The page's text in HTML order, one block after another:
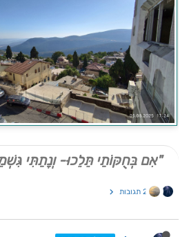
"אִם בְּחֻקּוֹתַי תֵּלֵכוּ- וְנָתַתִּי
2 תגובות